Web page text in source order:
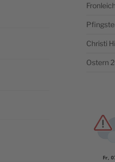
Christi
Ostern
Fr,